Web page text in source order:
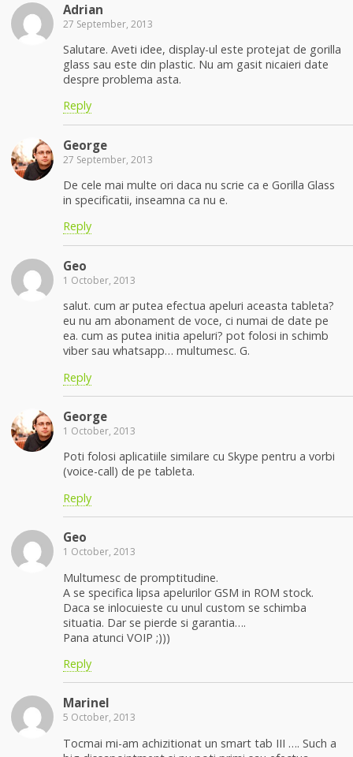
Adrian
27 September, 2013
Salutare. Aveti idee, display-ul este protejat de gorilla
glass sau este din plastic. Nu am gasit nicaieri date
despre problema asta.
Reply
George
27 September, 2013
De cele mai multe ori daca nu scrie ca e Gorilla Glass
in specificatii, inseamna ca nu e.
Reply
Geo
1 October, 2013
salut. cum ar putea efectua apeluri aceasta tableta?
eu nu am abonament de voce, ci numai de date pe
ea. cum as putea initia apeluri? pot folosi in schimb
viber sau whatsapp… multumesc. G.
Reply
George
1 October, 2013
Poti folosi aplicatiile similare cu Skype pentru a vorbi
(voice-call) de pe tableta.
Reply
Geo
1 October, 2013
Multumesc de promptitudine.
A se specifica lipsa apelurilor GSM in ROM stock.
Daca se inlocuieste cu unul custom se schimba
situatia. Dar se pierde si garantia….
Pana atunci VOIP ;)))
Reply
Marinel
5 October, 2013
Tocmai mi-am achizitionat un smart tab III …. Such a